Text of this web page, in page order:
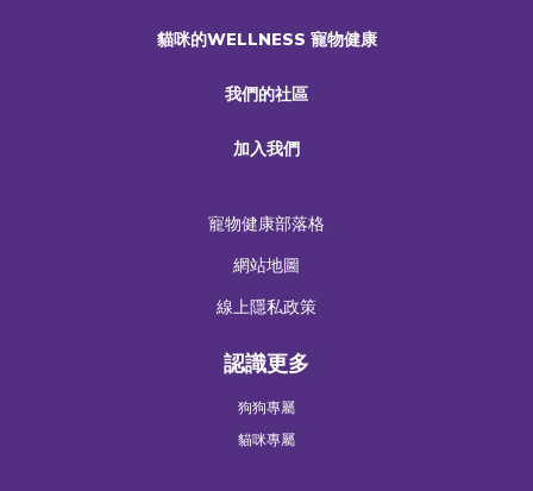
貓咪的WELLNESS 寵物健康
我們的社區
加入我們
寵物健康部落格
網站地圖
線上隱私政策
認識更多
狗狗專屬
貓咪專屬